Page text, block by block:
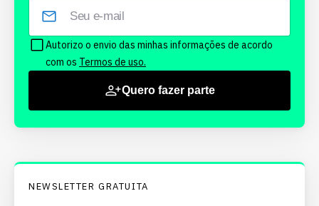
Autorizo o envio das minhas informações de acordo
com os Termos de uso.
Quero fazer parte
NEWSLETTER GRATUITA